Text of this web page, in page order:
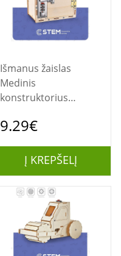
Išmanus žaislas
Medinis
konstruktorius
modelis
9.29€
Į KREPŠELĮ